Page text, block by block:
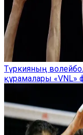
Түркияның
құрамалары